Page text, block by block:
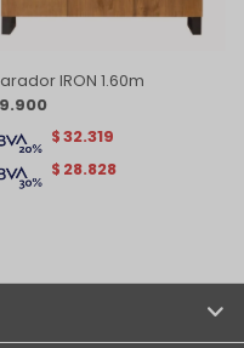
IRON 1.60m
$ 28.828
$32.319